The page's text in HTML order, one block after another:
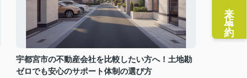
宇都宮市の不動産会社を比較したい方へ！土地勘
ゼロでも安心のサポート体制の選び方
来店予約